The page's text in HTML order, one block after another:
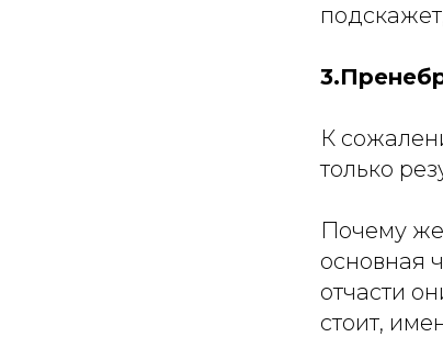
К
только
Почему же
основная
отчасти
стоит,